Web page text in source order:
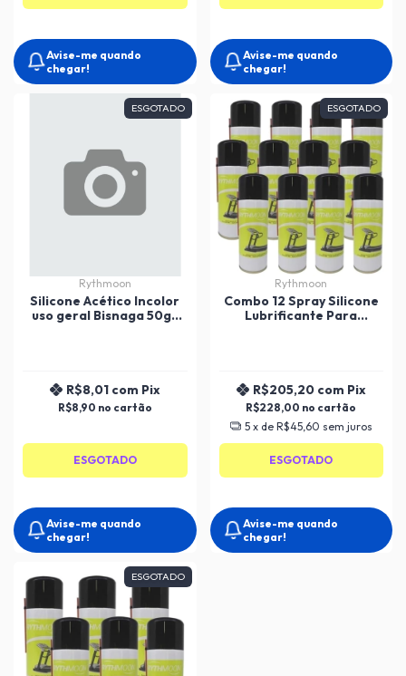
Avise-me quando
chegar!
Avise-me quando
chegar!
ESGOTADO
Rythmoon
Silicone Acético Incolor
uso geral Bisnaga 50gr
R$8,90
R$8,01 com Pix
ESGOTADO
Avise-me quando
chegar!
ESGOTADO
Rythmoon
Combo 12 Spray Silicone
Lubrificante Para
R$228,00
R$205,20 com Pix
5 x de R$45,60 sem juros
ESGOTADO
Avise-me quando
chegar!
ESGOTADO